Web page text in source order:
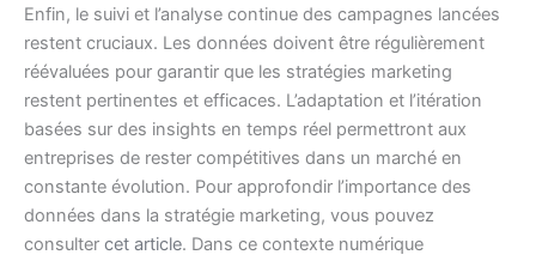
Enfin, le suivi et l’analyse continue des campagnes lancées
restent cruciaux. Les données doivent être régulièrement
réévaluées pour garantir que les stratégies marketing
restent pertinentes et efficaces. L’adaptation et l’itération
basées sur des insights en temps réel permettront aux
entreprises de rester compétitives dans un marché en
constante évolution. Pour approfondir l’importance des
données dans la stratégie marketing, vous pouvez
consulter cet article. Dans ce contexte numérique